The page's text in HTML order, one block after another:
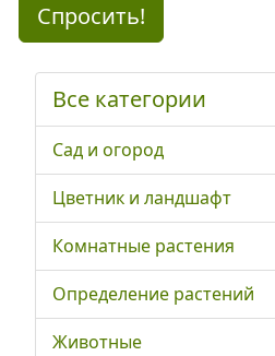
Спросить!
Все категории
Сад и огород
Цветник и ландшафт
Комнатные растения
Определение растений
Животные